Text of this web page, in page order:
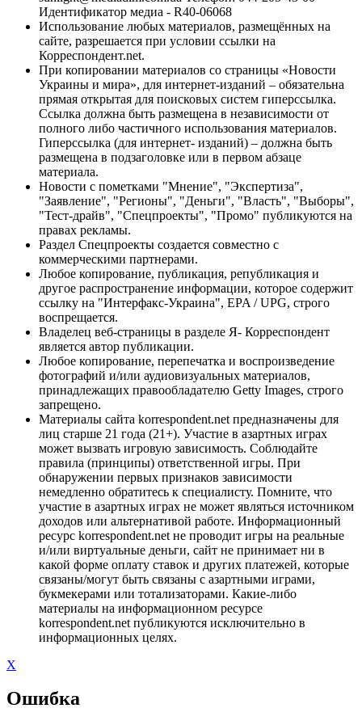
Идентификатор медиа - R40-06068
Использование любых материалов, размещённых на
сайте, разрешается при условии ссылки на
Корреспондент.net.
При копировании материалов со страницы «Новости
Украины и мира», для интернет-изданий – обязательна
прямая открытая для поисковых систем гиперссылка.
Ссылка должна быть размещена в независимости от
полного либо частичного использования материалов.
Гиперссылка (для интернет- изданий) – должна быть
размещена в подзаголовке или в первом абзаце
материала.
Новости с пометками "Мнение", "Экспертиза",
"Заявление", "Регионы", "Деньги", "Власть", "Выборы",
"Тест-драйв", "Спецпроекты", "Промо" публикуются на
правах рекламы.
Раздел Спецпроекты создается совместно с
коммерческими партнерами.
Любое копирование, публикация, републикация и
другое распространение информации, которое содержит
ссылку на "Интерфакс-Украина", EPA / UPG, строго
воспрещается.
Владелец веб-страницы в разделе Я- Корреспондент
является автор публикации.
Любое копирование, перепечатка и воспроизведение
фотографий и/или аудиовизуальных материалов,
принадлежащих правообладателю Getty Images, строго
запрещено.
Материалы сайта korrespondent.net предназначены для
лиц старше 21 года (21+). Участие в азартных играх
может вызвать игровую зависимость. Соблюдайте
правила (принципы) ответственной игры. При
обнаружении первых признаков зависимости
немедленно обратитесь к специалисту. Помните, что
участие в азартных играх не может являться источником
доходов или альтернативой работе. Информационный
ресурс korrespondent.net не проводит игры на реальные
и/или виртуальные деньги, сайт не принимает ни в
какой форме оплату ставок и других платежей, которые
связаны/могут быть связаны с азартными играми,
букмекерами или тотализаторами. Какие-либо
материалы на информационном ресурсе
korrespondent.net публикуются исключительно в
информационных целях.
X
Ошибка